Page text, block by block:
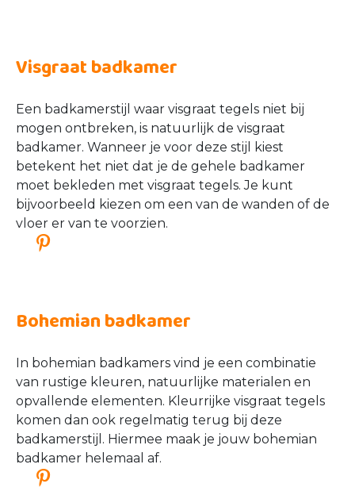
Visgraat tegels voor elke
badkamerstijl
Of je nu voor een uitgesproken of rustige
badkamer wilt gaan, visgraat tegels passen bij alle
stijlen
. Laat je inspireren door een van
onderstaande opties: